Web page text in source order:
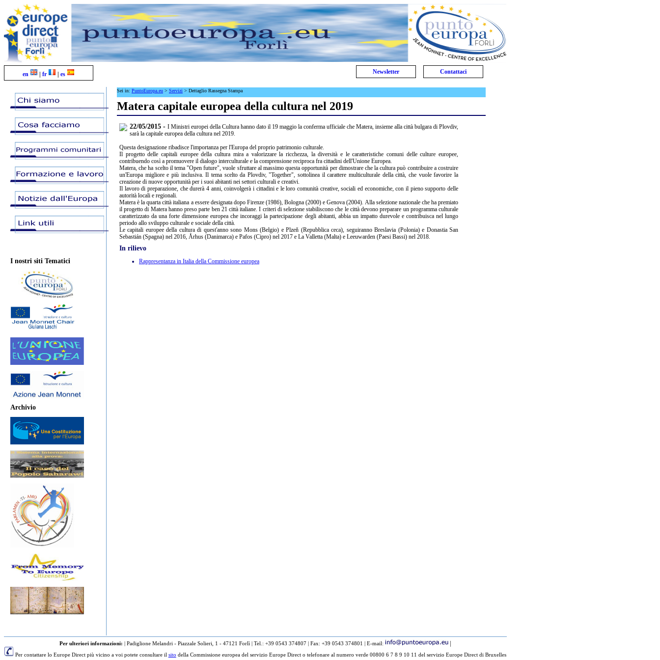
en | fr | es Newsletter Contattaci
I nostri siti Tematici
Archivio
Sei in: PuntoEuropa.eu > Servizi > Dettaglio Rassegna Stampa
Matera capitale europea della cultura nel 2019
22/05/2015 - I Ministri europei della Cultura hanno dato il 19 maggio la conferma ufficiale che Matera, insieme alla città bulgara di Plovdiv,
sarà la capitale europea della cultura nel 2019.
Questa designazione ribadisce l'importanza per l'Europa del proprio patrimonio culturale.
Il progetto delle capitali europee della cultura mira a valorizzare la ricchezza, la diversità e le caratteristiche comuni delle culture europee,
contribuendo così a promuovere il dialogo interculturale e la comprensione reciproca fra cittadini dell'Unione Europea.
Matera, che ha scelto il tema "Open future", vuole sfruttare al massimo questa opportunità per dimostrare che la cultura può contribuire a costruire
un'Europa migliore e più inclusiva. Il tema scelto da Plovdiv, "Together", sottolinea il carattere multiculturale della città, che vuole favorire la
creazione di nuove opportunità per i suoi abitanti nei settori culturali e creativi.
Il lavoro di preparazione, che durerà 4 anni, coinvolgerà i cittadini e le loro comunità creative, sociali ed economiche, con il pieno supporto delle
autorità locali e regionali.
Matera è la quarta città italiana a essere designata dopo Firenze (1986), Bologna (2000) e Genova (2004). Alla selezione nazionale che ha premiato
il progetto di Matera hanno preso parte ben 21 città italiane. I criteri di selezione stabiliscono che le città devono preparare un programma culturale
caratterizzato da una forte dimensione europea che incoraggi la partecipazione degli abitanti, abbia un impatto durevole e contribuisca nel lungo
periodo allo sviluppo culturale e sociale della città.
Le capitali europee della cultura di quest'anno sono Mons (Belgio) e Plzeň (Repubblica ceca), seguiranno Breslavia (Polonia) e Donastia San
Sebastián (Spagna) nel 2016, Århus (Danimarca) e Pafos (Cipro) nel 2017 e La Valletta (Malta) e Leeuwarden (Paesi Bassi) nel 2018.
In rilievo
Rappresentanza in Italia della Commissione europea
Per ulteriori informazioni: | Padiglione Melandri - Piazzale Solieri, 1 - 47121 Forlì | Tel.: +39 0543 374807 | Fax: +39 0543 374801 | E-mail: |
Per contattare lo Europe Direct più vicino a voi potete consultare il sito della Commissione europea del servizio Europe Direct o telefonare al numero verde 00800 6 7 8 9 10 11 del servizio Europe Direct di Bruxelles